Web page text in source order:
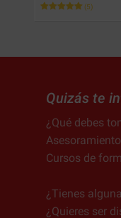
(5)
Quizás te
¿Qué debes
Cursos de
¿Tienes
¿Quieres ser